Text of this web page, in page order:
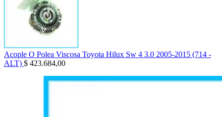
Acople O Polea Viscosa Toyota Hilux Sw 4 3.0 2005-2015 (714 -
ALT) $ 423.684,00